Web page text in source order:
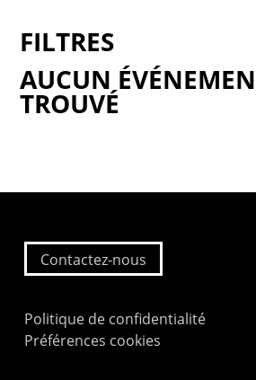
AUCUN
TROUVÉ
FILTRES
Contactez-nous
Politique de confidentialité
Préférences cookies